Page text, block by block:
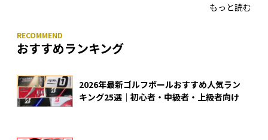
もっと読む
おすすめランキング
2026年最新ゴルフボールおすすめ人気ラン
キング25選｜初心者・中級者・上級者向け